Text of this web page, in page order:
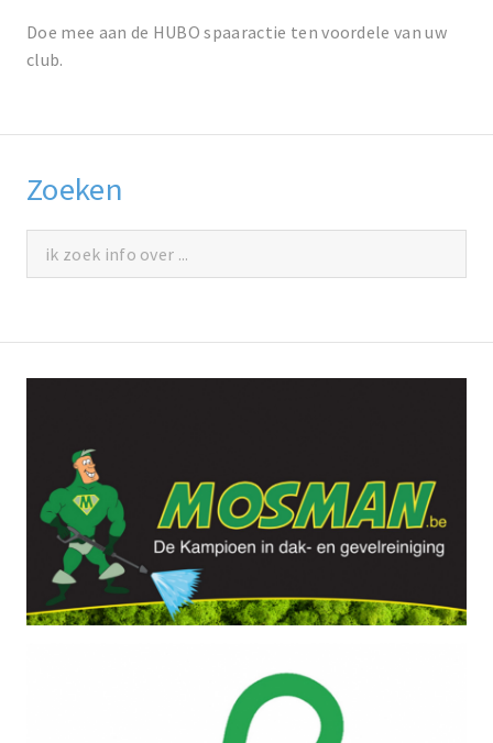
Doe mee aan de HUBO spaaractie ten voordele van uw
club.
Zoeken